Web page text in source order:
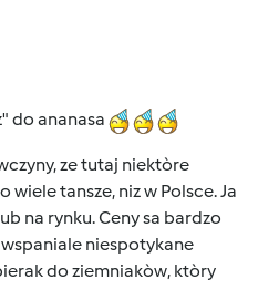
do ananasa
ze tutaj niektòre
wiele tansze, niz w Polsce. Ja
na rynku. Ceny sa bardzo
niespotykane
do ziemniakòw, ktòry